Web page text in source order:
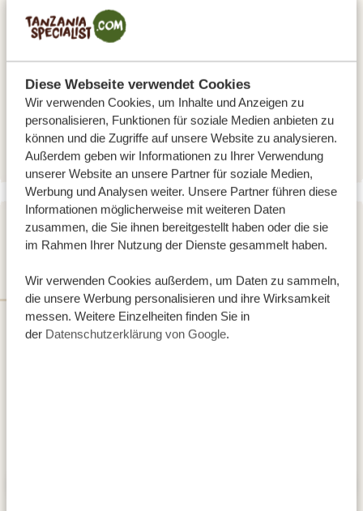
Diese Webseite verwendet Cookies
Wir verwenden Cookies, um Inhalte und Anzeigen zu
personalisieren, Funktionen für soziale Medien anbieten zu
können und die Zugriffe auf unsere Website zu analysieren.
Außerdem geben wir Informationen zu Ihrer Verwendung
unserer Website an unsere Partner für soziale Medien,
Werbung und Analysen weiter. Unsere Partner führen diese
Informationen möglicherweise mit weiteren Daten
zusammen, die Sie ihnen bereitgestellt haben oder die sie
im Rahmen Ihrer Nutzung der Dienste gesammelt haben.
Wir verwenden Cookies außerdem, um Daten zu sammeln,
die unsere Werbung personalisieren und ihre Wirksamkeit
messen. Weitere Einzelheiten finden Sie in
der Datenschutzerklärung von Google.
Ihnen einen unvergesslichen Aufenthalt in Tansania.
UNTERKÜNFTE:
SILBER Amariah Hotel - Mikocheni
GOLD Southern Sun Dar es Salaam
Dar Es Salaam Serena Hotel
TAG 2 - 3
MIKUMI NATIONALPARK